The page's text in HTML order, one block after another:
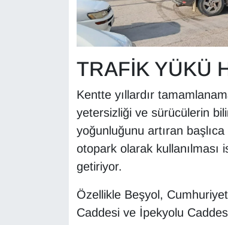
TRAFİK YÜKÜ
Kentte yıllardır
yetersizliği ve sürücülerin
yoğunluğunu artıran
otopark olarak kullanılması
getiriyor.
Özellikle Beşyol,
Caddesi ve İpekyolu
TEKNOLOJİ
VAN'DA SPOR